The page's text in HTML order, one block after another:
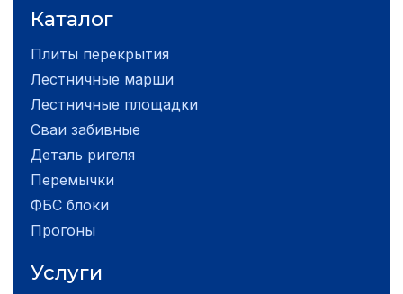
Каталог
Плиты перекрытия
Лестничные марши
Лестничные площадки
Сваи забивные
Деталь ригеля
Перемычки
ФБС блоки
Прогоны
Услуги